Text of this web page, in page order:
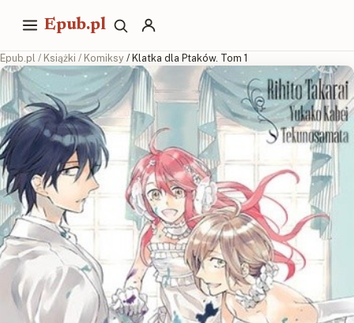
Epub.pl
Epub.pl / Książki / Komiksy / Klatka dla Ptaków. Tom 1